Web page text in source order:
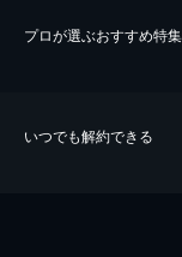
プロが選ぶおすすめ特集
いつでも解約できる